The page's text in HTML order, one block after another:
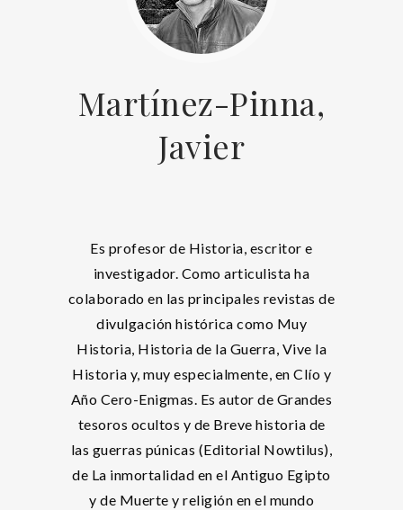
Martínez-Pinna,
Javier
Es profesor de Historia, escritor e
investigador. Como articulista ha
colaborado en las principales revistas de
divulgación histórica como Muy
Historia, Historia de la Guerra, Vive la
Historia y, muy especialmente, en Clío y
Año Cero-Enigmas. Es autor de Grandes
tesoros ocultos y de Breve historia de
las guerras púnicas (Editorial Nowtilus),
de La inmortalidad en el Antiguo Egipto
y de Muerte y religión en el mundo